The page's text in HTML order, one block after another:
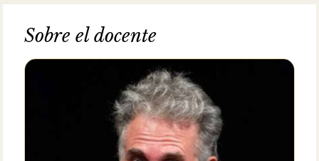
Sobre el docente